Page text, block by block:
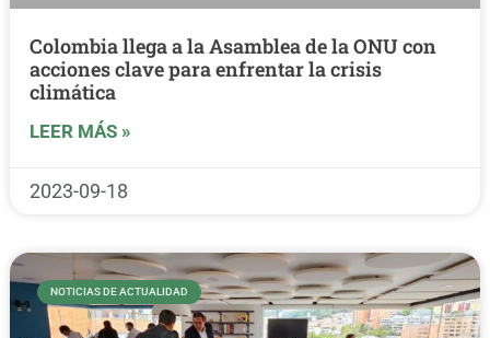
Colombia llega a la Asamblea de la ONU con
acciones clave para enfrentar la crisis
climática
LEER MÁS »
2023-09-18
NOTICIAS DE ACTUALIDAD